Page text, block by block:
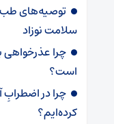
توصیه‌های طب
سلامت نوزاد
چرا
است؟
چرا در اضطرابِ
کرده‌ایم؟